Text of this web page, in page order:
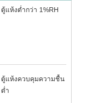
ตู้แห้งต่ำกว่า 1%RH
ตู้แห้งควบคุมความชื้น
ต่ำ